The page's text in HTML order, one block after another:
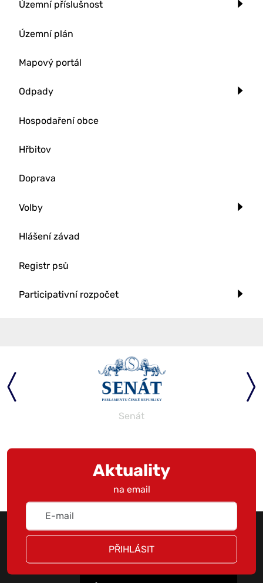
Územní příslušnost
Územní plán
Mapový portál
Odpady
Hospodaření obce
Hřbitov
Doprava
Volby
Hlášení závad
Registr psů
Participativní rozpočet
Senát
Aktuality
na email
PŘIHLÁSIT